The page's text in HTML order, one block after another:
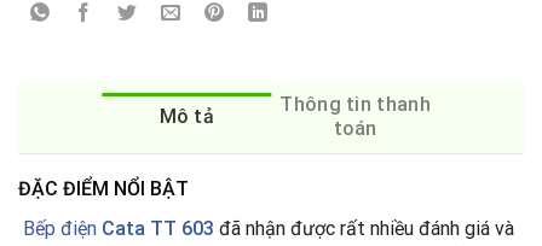
Mô tả
Thông tin thanh
toán
ĐẶC ĐIỂM NỔI BẬT
Bếp điện Cata TT 603 đã nhận được rất nhiều đánh giá và